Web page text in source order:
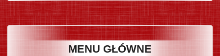
MENU GŁÓWNE